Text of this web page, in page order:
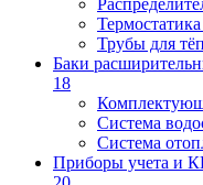
Трубы для
Баки
18
Система
Система
Приборы учета и